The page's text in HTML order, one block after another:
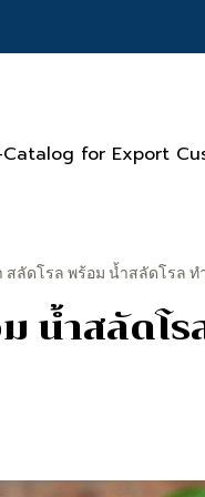
Catalog for Export
สลัดโรล พร้อม น้ำสลัดโรล ท
น้ำสลัดโร